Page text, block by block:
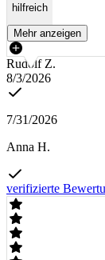
hilfreich
Mehr anzeigen
Rudolf Z.
8/3/2026
7/31/2026
Anna H.
verifizierte